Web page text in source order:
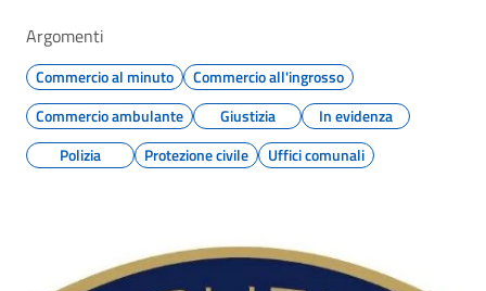
Argomenti
Commercio al minuto
Commercio all'ingrosso
Commercio ambulante
Giustizia
In evidenza
Polizia
Protezione civile Uffici comunali